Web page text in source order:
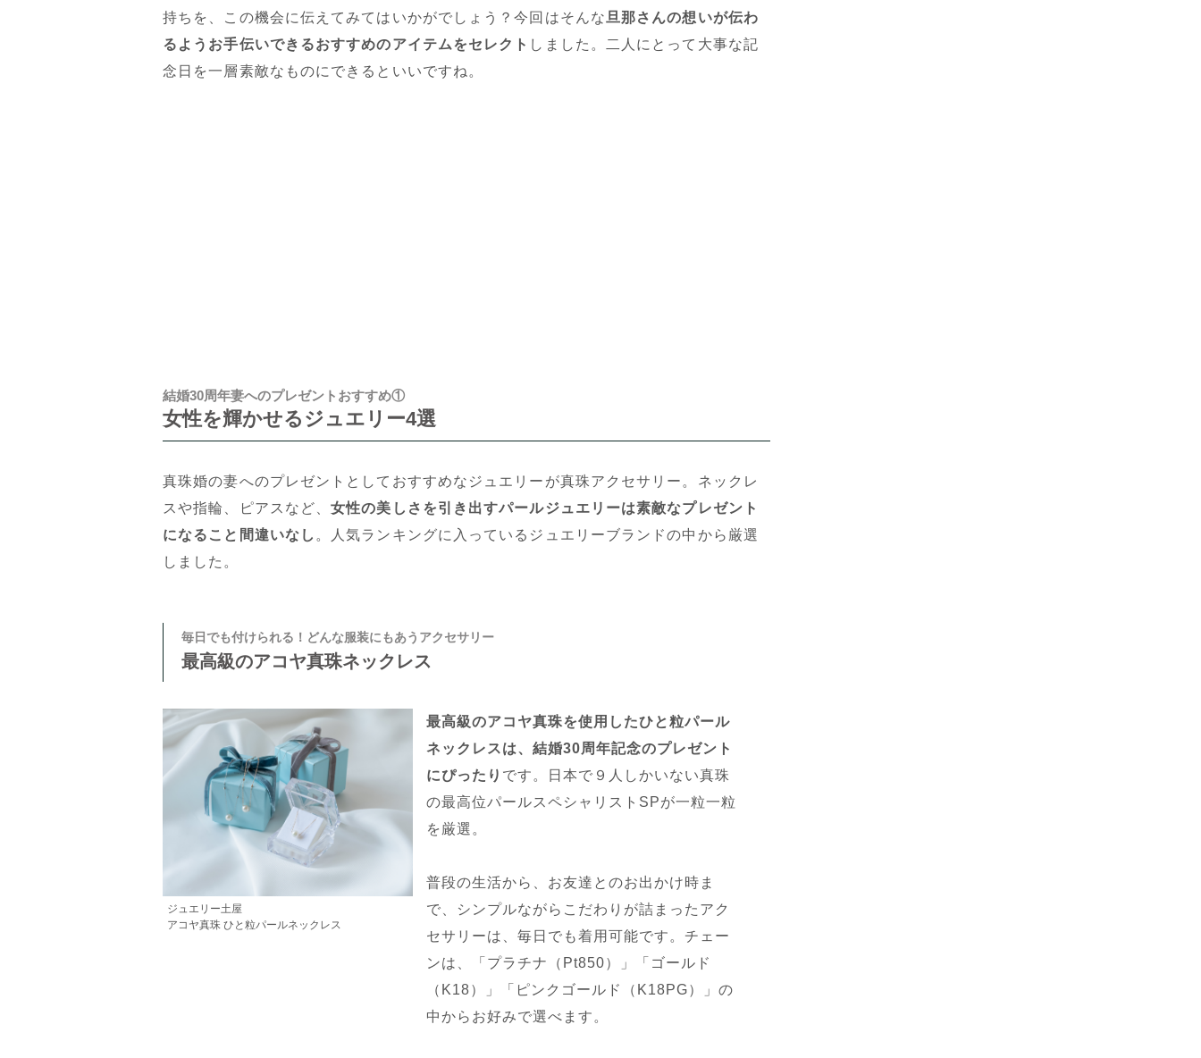
持ちを、この機会に伝えてみてはいかがでしょう？今回はそんな旦那さんの想いが伝わ
るようお手伝いできるおすすめのアイテムをセレクト しました。二人にとって大事な記
念日を一層素敵なものにできるといいですね。
結婚30周年妻へのプレゼントおすすめ①
女性を輝かせるジュエリー4選
真珠婚の妻へのプレゼントとしておすすめなジュエリーが真珠アクセサリー。ネックレ
スや指輪、ピアスなど、女性の美しさを引き出すパールジュエリーは素敵なプレゼント
になること間違いなし 。人気ランキングに入っているジュエリーブランドの中から厳選
しました。
毎日でも付けられる！どんな服装にもあうアクセサリー
最高級のアコヤ真珠ネックレス
ジュエリー土屋
アコヤ真珠 ひと粒パールネックレス
最高級のアコヤ真珠を使用したひと粒パール
ネックレスは、結婚30周年記念のプレゼント
にぴったり です。日本で９人しかいない真珠
の最高位パールスペシャリストSPが一粒一粒
を厳選。
普段の生活から、お友達とのお出かけ時ま
で、シンプルながらこだわりが詰まったアク
セサリーは、毎日でも着用可能です。チェー
ンは、「プラチナ（Pt850）」「ゴールド
（K18）」「ピンクゴールド（K18PG）」の
中からお好みで選べます。